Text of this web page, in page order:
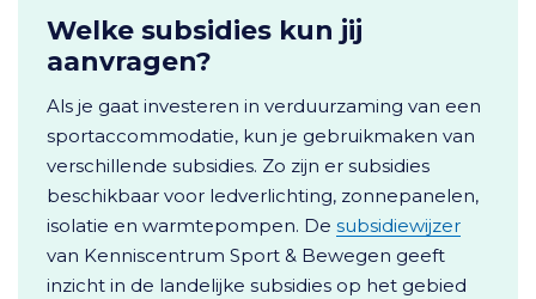
Welke subsidies kun jij
aanvragen?
Als je gaat investeren in verduurzaming van een
sportaccommodatie, kun je gebruikmaken van
verschillende subsidies. Zo zijn er subsidies
beschikbaar voor ledverlichting, zonnepanelen,
isolatie en warmtepompen. De subsidiewijzer
van Kenniscentrum Sport & Bewegen geeft
inzicht in de landelijke subsidies op het gebied